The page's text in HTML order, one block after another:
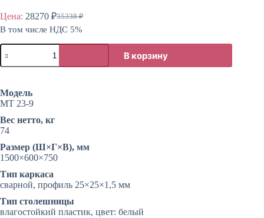
Цена: 35338₽
Первоначальная
цена
составляла
35338 ₽.
28270 ₽Текущая
цена:
28270 ₽.
В том числе НДС 5%
Количество
товара
Стол
с
пластиковой
крышкой
В корзину
Модель
МТ 23-9
Вес нетто, кг
74
Размер (Ш×Г×В), мм
1500×600×750
Тип каркаса
сварной, профиль 25×25×1,5 мм
Тип столешницы
влагостойкий пластик, цвет: белый